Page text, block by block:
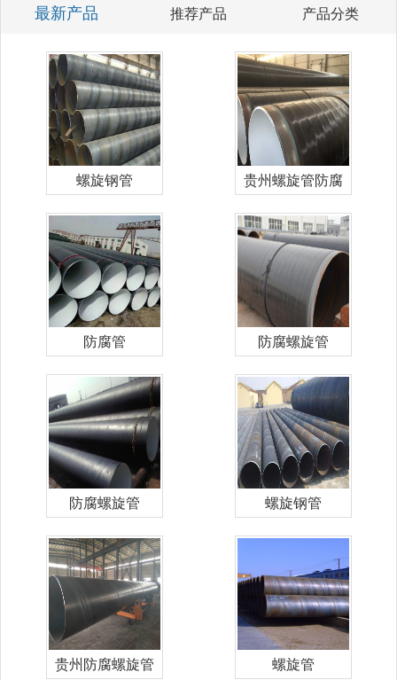
最新产品 推荐产品 产品分类
螺旋钢管 贵州螺旋管防腐
防腐管 防腐螺旋管
防腐螺旋管 螺旋钢管
贵州防腐螺旋管 螺旋管